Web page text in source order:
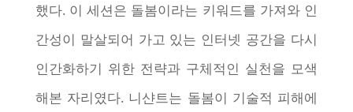
했다. 이 세션은 돌봄이라는 키워드를 가져와 인
간성이 말살되어 가고 있는 인터넷 공간을 다시
인간화하기 위한 전략과 구체적인 실천을 모색
해본 자리였다. 니샨트는 돌봄이 기술적 피해에